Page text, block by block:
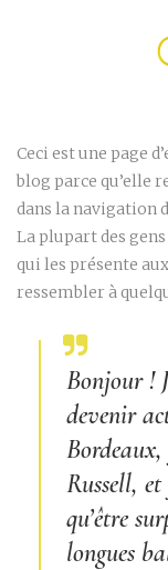
Ceci est une page
blog parce qu’elle
dans la navigation
La plupart des
qui les présente
ressembler à
Bonjour !
devenir
Russell,
qu’être
longues